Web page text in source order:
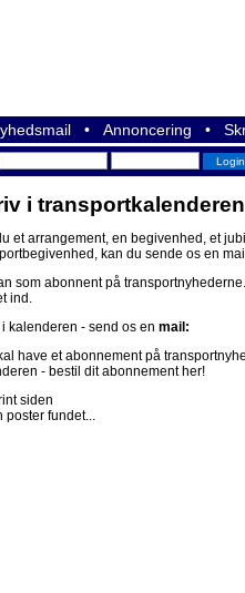
• Annoncering •
i transportkalenderen
et arrangement, en begivenhed, et
kan du sende os en
som abonnent på
ind.
kalenderen - send os en mail:
have et abonnement på
- bestil dit abonnement her!
siden
poster fundet...